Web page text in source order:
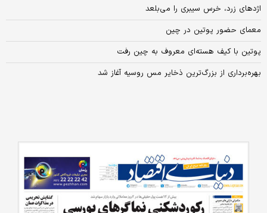
اژدهای زرد، خرس سیبری را می‌بلعد
معمای حضور پوتین در چین
پوتین با کیف هسته‌ای معروف به چین رفت
بهره‌برداری از بزرگ‌ترین ذخایر مس روسیه آغاز شد